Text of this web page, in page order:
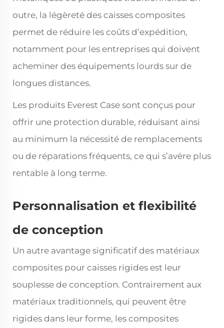
outre, la légèreté des caisses composites
permet de réduire les coûts d’expédition,
notamment pour les entreprises qui doivent
acheminer des équipements lourds sur de
longues distances.
Les produits Everest Case sont conçus pour
offrir une protection durable, réduisant ainsi
au minimum la nécessité de remplacements
ou de réparations fréquents, ce qui s’avère plus
rentable à long terme.
Personnalisation et flexibilité
de conception
Un autre avantage significatif des matériaux
composites pour caisses rigides est leur
souplesse de conception. Contrairement aux
matériaux traditionnels, qui peuvent être
rigides dans leur forme, les composites